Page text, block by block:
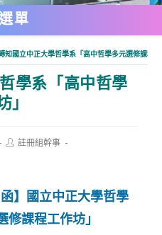
單
知國立中正大學哲學系「高中哲學多元選修課程
學系「高中哲學
Post註冊組幹事
】國立中正大學哲學
課程工作坊」